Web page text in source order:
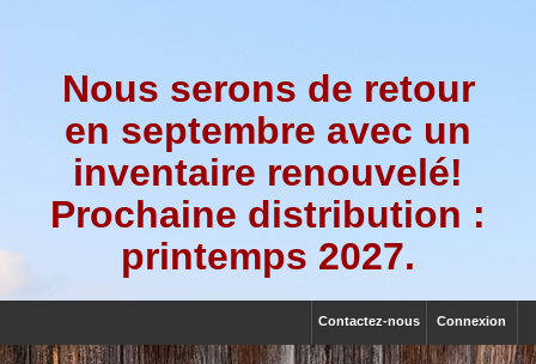
Nous serons de retour
en septembre avec un
inventaire renouvelé!
Prochaine distribution :
printemps 2027.
Connexion
Contactez-nous